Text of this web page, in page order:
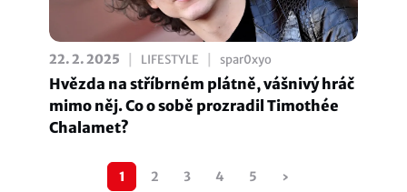
22. 2. 2025 LIFESTYLE spar0xyo
Hvězda na stříbrném plátně, vášnivý hráč
mimo něj. Co o sobě prozradil Timothée
Chalamet?
Pagination 1 2 3 4 5 ›